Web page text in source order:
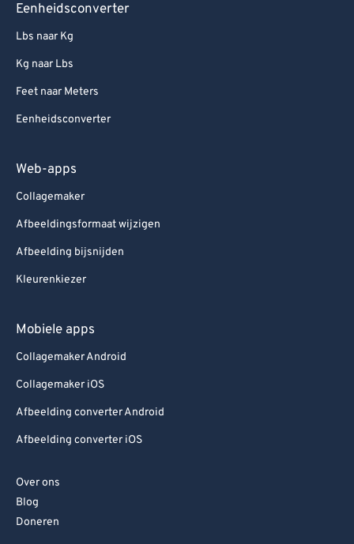
Eenheidsconverter
Lbs naar Kg
Kg naar Lbs
Feet naar Meters
Eenheidsconverter
Web-apps
Collagemaker
Afbeeldingsformaat wijzigen
Afbeelding bijsnijden
Kleurenkiezer
Mobiele apps
Collagemaker Android
Collagemaker iOS
Afbeelding converter Android
Afbeelding converter iOS
Over ons
Blog
Doneren